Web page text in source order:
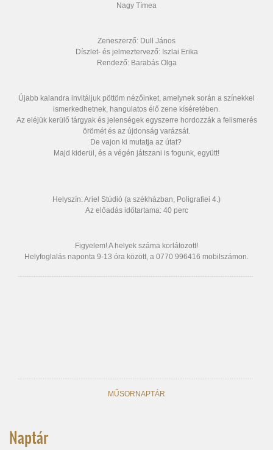
Naptár
Nagy Tímea
Zeneszerző: Dull János
Díszlet- és jelmeztervező: Iszlai Erika
Rendező: Barabás Olga
Újabb kalandra invitáljuk pöttöm nézőinket, amelynek során a színekkel
ismerkedhetnek, hangulatos élő zene kíséretében.
Az eléjük kerülő tárgyak és jelenségek egyszerre hordozzák a felismerés
örömét és az újdonság varázsát.
De vajon ki mutatja az útat?
Majd kiderül, és a végén játszani is fogunk, együtt!
Helyszín: Ariel Stúdió (a székházban, Poligrafiei 4.)
Az előadás időtartama: 40 perc
Figyelem! A helyek száma korlátozott!
Helyfoglalás naponta 9-13 óra között, a 0770 996416 mobilszámon.
MŰSORNAPTÁR